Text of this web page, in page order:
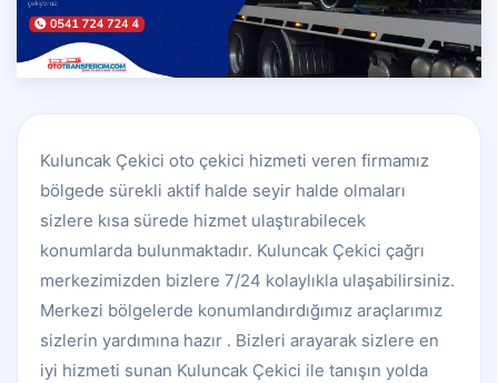
Kuluncak Çekici oto çekici hizmeti veren firmamız
bölgede sürekli aktif halde seyir halde olmaları
sizlere kısa sürede hizmet ulaştırabilecek
konumlarda bulunmaktadır. Kuluncak Çekici çağrı
merkezimizden bizlere 7/24 kolaylıkla ulaşabilirsiniz.
Merkezi bölgelerde konumlandırdığımız araçlarımız
sizlerin yardımına hazır . Bizleri arayarak sizlere en
iyi hizmeti sunan Kuluncak Çekici ile tanışın yolda